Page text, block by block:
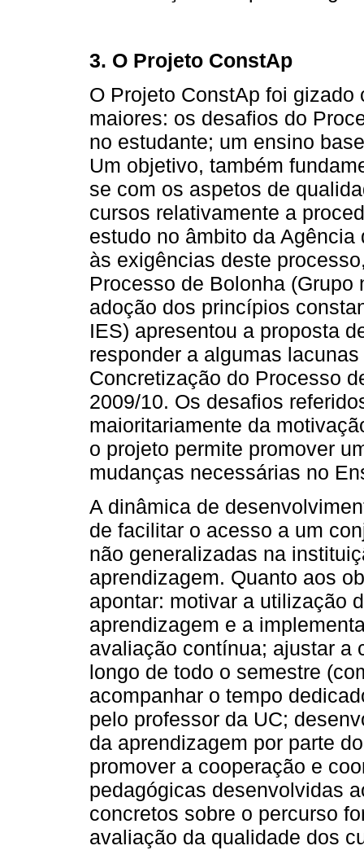
3. O Projeto ConstAp
O Projeto ConstAp foi
maiores: os desafios do
no estudante; um ensino
Um objetivo, também
se com os aspetos de
cursos relativamente a
estudo no âmbito da
às exigências deste
Processo de Bolonha
adoção dos princípios
IES) apresentou a proposta
responder a algumas
Concretização do Processo
2009/10. Os desafios
maioritariamente da
o projeto permite promover
mudanças necessárias no
A dinâmica de
de facilitar o acesso a um
não generalizadas na
aprendizagem. Quanto aos
apontar: motivar a utilização
aprendizagem e a
avaliação contínua; ajustar a
longo de todo o semestre
acompanhar o tempo
pelo professor da UC;
da aprendizagem por parte
promover a cooperação e
pedagógicas desenvolvidas
concretos sobre o percurso
avaliação da qualidade dos